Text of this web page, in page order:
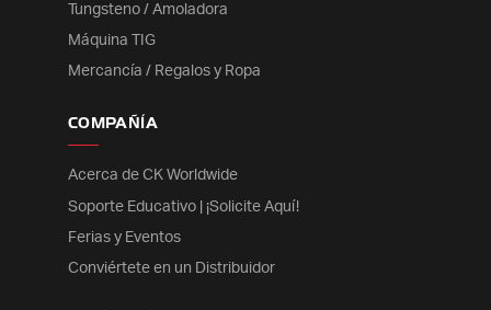
Tungsteno / Amoladora
Máquina TIG
Mercancía / Regalos y Ropa
COMPAÑÍA
Acerca de CK Worldwide
Soporte Educativo | ¡Solicite Aquí!
Ferias y Eventos
Conviértete en un Distribuidor